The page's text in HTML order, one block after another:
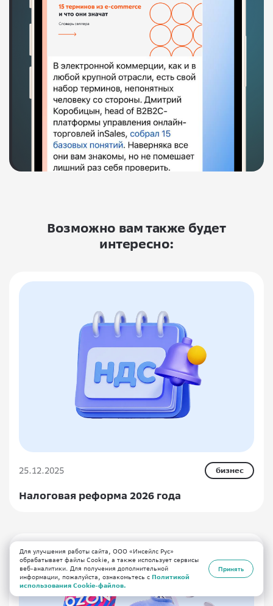
Возможно вам также будет
интересно:
25.12.2025 бизнес
Налоговая реформа 2026 года
Для улучшения работы сайта, ООО «Инсейлс Рус»
обрабатывает файлы Cookie, а также использует сервисы
веб-аналитики. Для получения дополнительной
информации, пожалуйста, ознакомьтесь с Политикой
использования Cookie-файлов.
Принять